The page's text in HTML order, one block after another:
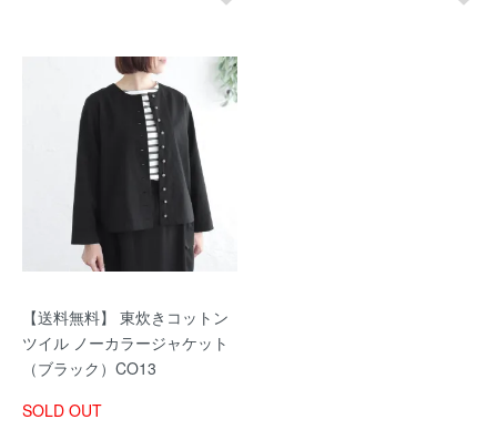
【送料無料】 東炊きコットン
ツイル ノーカラージャケット
（ブラック）CO13
SOLD OUT